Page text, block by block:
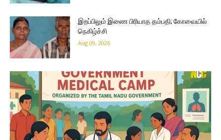
இறப்பிலும் இணை பிரியாத தம்பதி; கோவையில்
நெகிழ்ச்சி
Aug 09, 2026